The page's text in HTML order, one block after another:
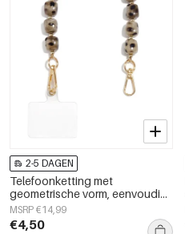
2-5 DAGEN
Telefoonketting met
geometrische vorm, eenvoudig,
acryl, dagelijks accessoire
MSRP €14,99
€4,50